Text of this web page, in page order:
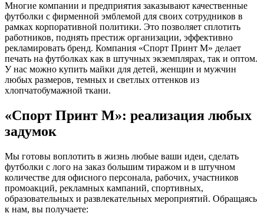
Многие компании и предприятия заказывают качественные
футболки с фирменной эмблемой для своих сотрудников в
рамках корпоративной политики. Это позволяет сплотить
работников, поднять престиж организации, эффективно
рекламировать бренд. Компания «Спорт Принт М» делает
печать на футболках как в штучных экземплярах, так и оптом.
У нас можно купить майки для детей, женщин и мужчин
любых размеров, темных и светлых оттенков из
хлопчатобумажной ткани.
«Спорт Принт М»: реализация любых
задумок
Мы готовы воплотить в жизнь любые ваши идеи, сделать
футболки с лого на заказ большим тиражом и в штучном
количестве для офисного персонала, рабочих, участников
промоакций, рекламных кампаний, спортивных,
образовательных и развлекательных мероприятий. Обращаясь
к нам, вы получаете: